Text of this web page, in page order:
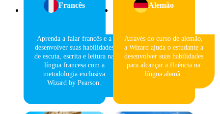
Francês
Aprenda a falar francês e a
desenvolver suas habilidades
de escuta, escrita e leitura na
língua francesa com a
metodologia exclusiva
Wizard by Pearson.
Alemão
Através do curso de alemão,
a Wizard ajuda o estudante a
desenvolver suas habilidades
para alcançar a fluência na
língua alemã.